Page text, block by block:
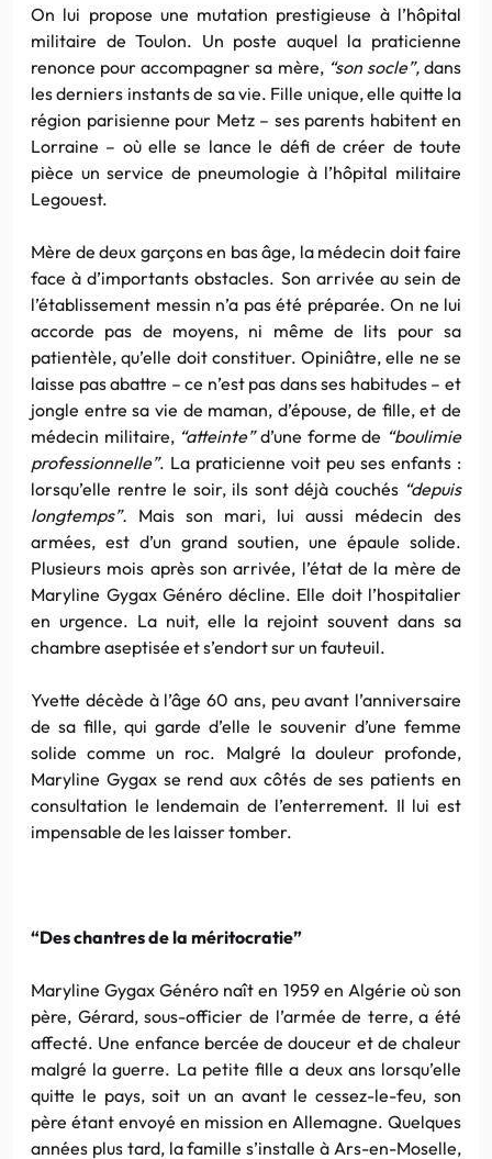
On lui propose une mutation prestigieuse à l’hôpital
militaire de Toulon. Un poste auquel la praticienne
renonce pour accompagner sa mère, “son socle”,dans
les derniers instants de sa vie. Fille unique, elle quitte la
région parisienne pour Metz – ses parents habitent en
Lorraine – où elle se lance le défi de créer de toute
pièce un service de pneumologie à l’hôpital militaire
Legouest.
Mère de deux garçons en bas âge, la médecin doit faire
face à d’importants obstacles. Son arrivée au sein de
l’établissement messin n’a pas été préparée. On ne lui
accorde pas de moyens, ni même de lits pour sa
patientèle, qu’elle doit constituer. Opiniâtre, elle ne se
laisse pas abattre – ce n’est pas dans ses habitudes – et
jongle entre sa vie de maman, d’épouse, de fille, et de
médecin militaire,“atteinte”d’une forme de “boulimie
professionnelle”. La praticienne voit peu ses enfants :
lorsqu’elle rentre le soir, ils sont déjà couchés “depuis
longtemps”. Mais son mari, lui aussi médecin des
armées, est d’un grand soutien, une épaule solide.
Plusieurs mois après son arrivée, l’état de la mère de
Maryline Gygax Généro décline. Elle doit l’hospitalier
en urgence. La nuit, elle la rejoint souvent dans sa
chambre aseptisée et s’endort sur un fauteuil.
Yvette décède à l’âge 60 ans, peu avant l’anniversaire
de sa fille, qui garde d’elle le souvenir d’une femme
solide comme un roc. Malgré la douleur profonde,
Maryline Gygax se rend aux côtés de ses patients en
consultation le lendemain de l’enterrement. Il lui est
impensable de les laisser tomber.
“Des chantres de la méritocratie”
Maryline Gygax Généro naît en 1959 en Algérie où son
père, Gérard, sous-officier de l’armée de terre, a été
affecté. Une enfance bercée de douceur et de chaleur
malgré la guerre. La petite fille a deux ans lorsqu’elle
quitte le pays, soit un an avant le cessez-le-feu, son
père étant envoyé en mission en Allemagne. Quelques
années plus tard, la famille s’installe à Ars-en-Moselle,